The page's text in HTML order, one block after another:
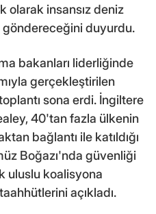
olarak insansız deniz
göndereceğini duyurdu.
bakanları liderliğinde
gerçekleştirilen
sona erdi. İngiltere
40'tan fazla ülkenin
bağlantı ile katıldığı
Boğazı'nda güvenliği
uluslu koalisyona
açıkladı.